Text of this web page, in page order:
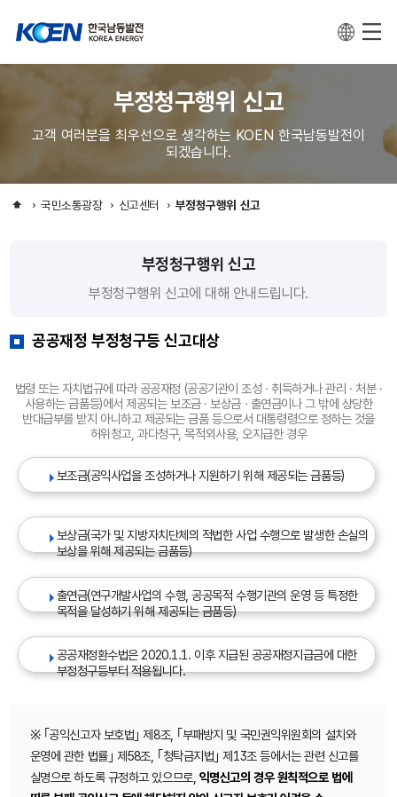
부정청구행위 신고
고객 여러분을 최우선으로 생각하는 KOEN 한국남동발전이
되겠습니다.
국민소통광장 신고센터 부정청구행위 신고
부정청구행위 신고
부정청구행위 신고에 대해 안내드립니다.
공공재정 부정청구등 신고대상
법령 또는 자치법규에 따라 공공재정 (공공기관이 조성 · 취득하거나 관리 · 처분 ·
사용하는 금품등)에서 제공되는 보조금 · 보상금 · 출연금이나 그 밖에 상당한
반대급부를 받지 아니하고 제공되는 금품 등으로서 대통령령으로 정하는 것을
허위청고, 과다청구, 목적외사용, 오지급한 경우
보조금(공익사업을 조성하거나 지원하기 위해 제공되는 금품등)
보상금(국가 및 지방자치단체의 적법한 사업 수행으로 발생한 손실의
보상을 위해 제공되는 금품등)
출연금(연구개발사업의 수행, 공공목적 수행기관의 운영 등 특정한
목적을 달성하기 위해 제공되는 금품등)
공공재정환수법은 2020.1.1. 이후 지급된 공공재정지급금에 대한
부정청구등부터 적용됩니다.
※ ｢공익신고자 보호법｣ 제8조, ｢부패방지 및 국민권익위원회의 설치와
운영에 관한 법률｣ 제58조, ｢청탁금지법｣ 제13조 등에서는 관련 신고를
실명으로 하도록 규정하고 있으므로, 익명신고의 경우 원칙적으로 법에